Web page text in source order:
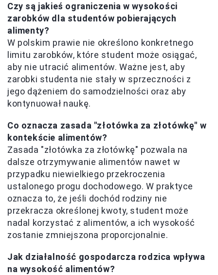
Czy są jakieś ograniczenia w wysokości
zarobków dla studentów pobierających
alimenty?
W polskim prawie nie określono konkretnego
limitu zarobków, które student może osiągać,
aby nie utracić alimentów. Ważne jest, aby
zarobki studenta nie stały w sprzeczności z
jego dążeniem do samodzielności oraz aby
kontynuował naukę.
Co oznacza zasada "złotówka za złotówkę" w
kontekście alimentów?
Zasada "złotówka za złotówkę" pozwala na
dalsze otrzymywanie alimentów nawet w
przypadku niewielkiego przekroczenia
ustalonego progu dochodowego. W praktyce
oznacza to, że jeśli dochód rodziny nie
przekracza określonej kwoty, student może
nadal korzystać z alimentów, a ich wysokość
zostanie zmniejszona proporcjonalnie.
Jak działalność gospodarcza rodzica wpływa
na wysokość alimentów?